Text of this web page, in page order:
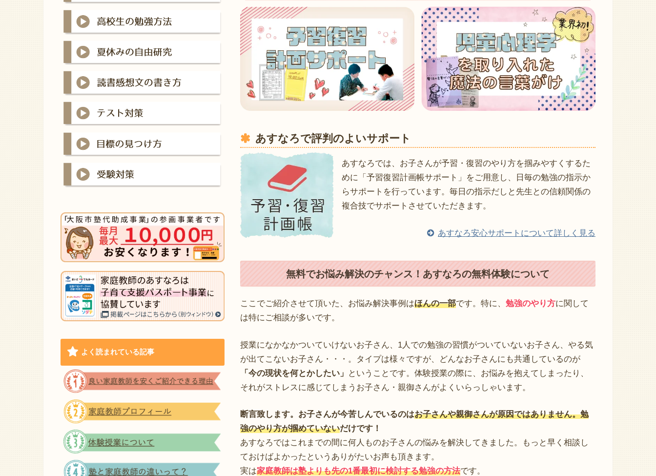
あすなろで評判のよいサポート
あすなろでは、お子さんが予習・復習のやり方を掴みやすくするた
めに「予習復習計画帳サポート」をご用意し、日毎の勉強の指示か
らサポートを行っています。毎日の指示だしと先生との信頼関係の
複合技でサポートさせていただきます。
あすなろ安心サポートについて詳しく見る
無料でお悩み解決のチャンス！あすなろの無料体験について
ここでご紹介させて頂いた、お悩み解決事例はほんの一部です。特に、 勉強のやり方に関して
は特にご相談が多いです。
授業になかなかついていけないお子さん、1人での勉強の習慣がついていないお子さん、やる気
が出てこないお子さん・・・。タイプは様々ですが、どんなお子さんにも共通しているのが
「今の現状を何とかしたい」
ということです。体験授業の際に、お悩みを抱えてしまったり、
それがストレスに感じてしまうお子さん・親御さんがよくいらっしゃいます。
断言致します。お子さんが今苦しんでいるのはお子さんや親御さんが原因ではありません。勉
強のやり方が掴めていないだけです！
あすなろではこれまでの間に何人ものお子さんの悩みを解決してきました。もっと早く相談し
ておけばよかったというありがたいお声も頂きます。
実は家庭教師は塾よりも先の1番最初に検討する勉強の方法です。
よく読まれている記事